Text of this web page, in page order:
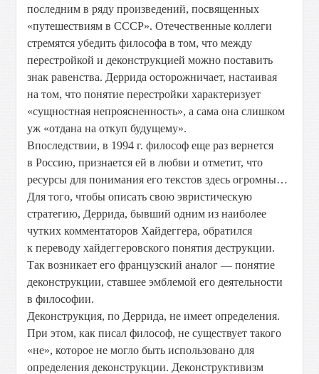
последним в ряду произведений, посвященных
«путешествиям в СССР». Отечественные коллеги
стремятся убедить философа в том, что между
перестройкой и деконструкцией можно поставить
знак равенства. Деррида осторожничает, настаивая
на том, что понятие перестройки характеризует
«сущностная непроясненность», а сама она слишком
уж «отдана на откуп будущему».
Впоследствии, в 1994 г. философ еще раз вернется
в Россию, признается ей в любви и отметит, что
ресурсы для понимания его текстов здесь огромны…
Для того, чтобы описать свою эвристическую
стратегию, Деррида, бывший одним из наиболее
чутких комментаторов Хайдеггера, обратился
к переводу хайдеггеровского понятия деструкции.
Так возникает его французский аналог — понятие
деконструкции, ставшее эмблемой его деятельности
в философии.
Деконструкция, по Деррида, не имеет определения.
При этом, как писал философ, не существует такого
«не», которое не могло быть использовано для
определения деконструкции. Деконструктивизм